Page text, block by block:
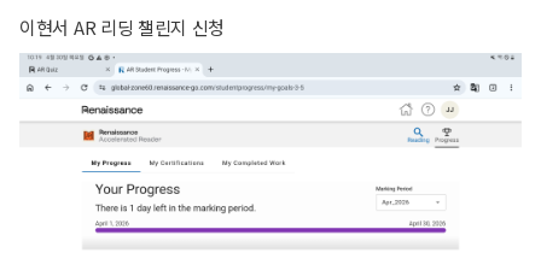
이현서 AR 리딩 챌린지 신청